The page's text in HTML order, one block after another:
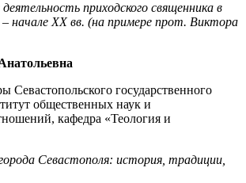
приходского священника в
– начале XX вв. (на примере прот. Виктора
Севастопольского государственного
общественных наук и
кафедра «Теология и
Севастополя: история, традиции,